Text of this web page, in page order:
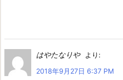
はやたなりや
より:
2018年9月27日 6:37 PM